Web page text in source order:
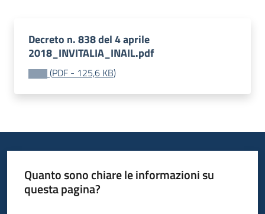
Decreto n. 838 del 4 aprile
2018_INVITALIA_INAIL.pdf
(PDF - 125,6 KB)
Quanto sono chiare le informazioni su
questa pagina?